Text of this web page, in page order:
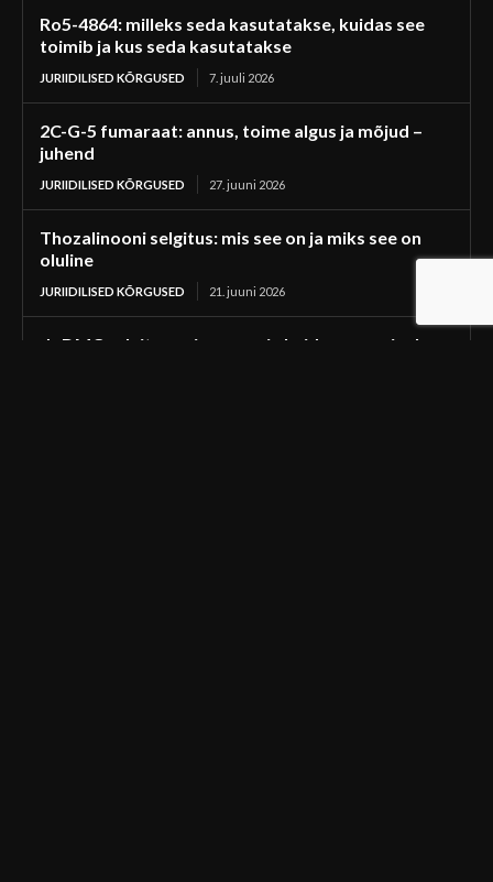
Ro5-4864: milleks seda kasutatakse, kuidas see
toimib ja kus seda kasutatakse
JURIIDILISED KÕRGUSED 7. juuli 2026
2C-G-5 fumaraat: annus, toime algus ja mõjud –
juhend
JURIIDILISED KÕRGUSED 27. juuni 2026
Thozalinooni selgitus: mis see on ja miks see on
oluline
JURIIDILISED KÕRGUSED 21. juuni 2026
dpDMC selgitus: mis see on ja kuidas see erineb